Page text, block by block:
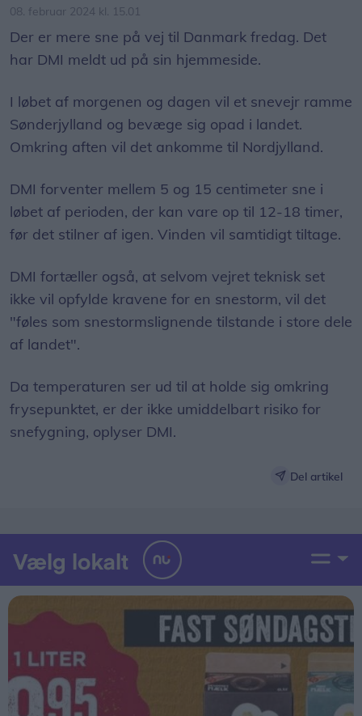
08. februar 2024 kl. 15.01
Der er mere sne på vej til Danmark fredag. Det
har DMI meldt ud på sin hjemmeside.
I løbet af morgenen og dagen vil et snevejr ramme
Sønderjylland og bevæge sig opad i landet.
Omkring aften vil det ankomme til Nordjylland.
DMI forventer mellem 5 og 15 centimeter sne i
løbet af perioden, der kan vare op til 12-18 timer,
før det stilner af igen. Vinden vil samtidigt tiltage.
DMI fortæller også, at selvom vejret teknisk set
ikke vil opfylde kravene for en snestorm, vil det
"føles som snestormslignende tilstande i store dele
af landet".
Da temperaturen ser ud til at holde sig omkring
frysepunktet, er der ikke umiddelbart risiko for
snefygning, oplyser DMI.
Del artikel